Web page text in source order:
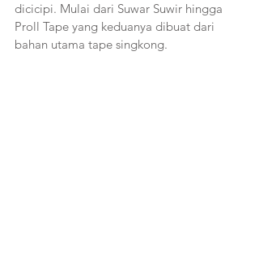
dicicipi. Mulai dari Suwar Suwir hingga
Proll Tape yang keduanya dibuat dari
bahan utama tape singkong.